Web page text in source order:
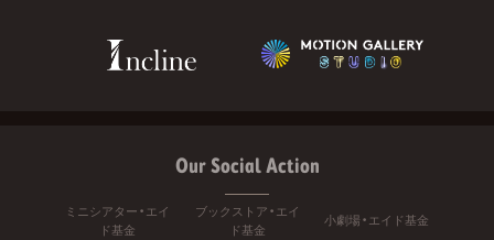
Our Social Action
ミニシアター・エイ
ド基金
ブックストア・エイ
ド基金
小劇場・エイド基金